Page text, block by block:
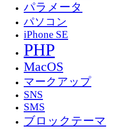
パラメータ
パソコン
iPhone SE
PHP
MacOS
マークアップ
SNS
SMS
ブロックテーマ